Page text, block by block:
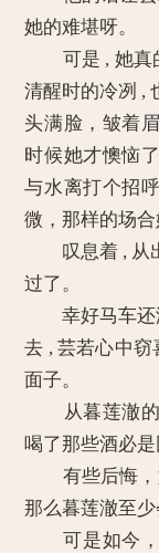
她的难堪呀。
可是 , 她真的
清醒时的冷冽 ,
头满脸，皱着
时候她才懊恼
与水离打个招
微，那样的场合
叹息着 , 从出
过了。
幸好马车还
去 , 芸若心中
面子。
从暮莲澈的
喝了那些酒必是
有些后悔，
那么暮莲澈至少
可是如今，